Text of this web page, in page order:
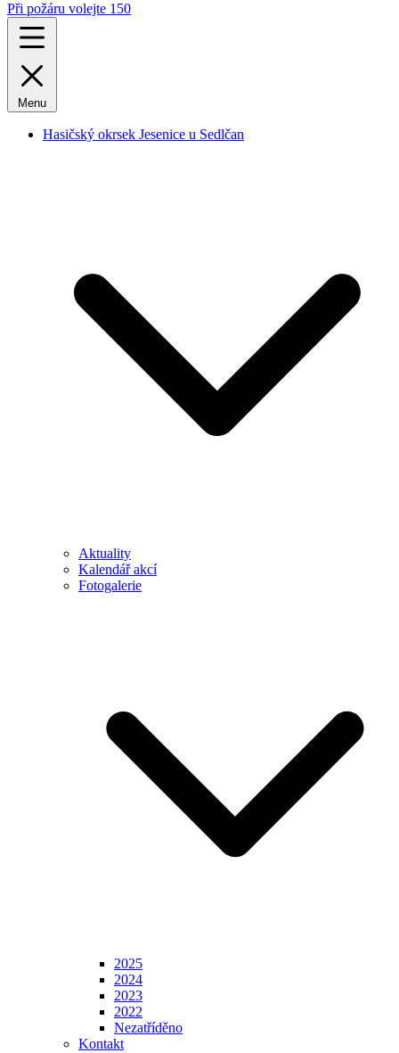
Při požáru volejte 150
Menu
Hasičský okrsek Jesenice u Sedlčan
Aktuality
Kalendář akcí
Fotogalerie
2025
2024
2023
2022
Nezatříděno
Kontakt